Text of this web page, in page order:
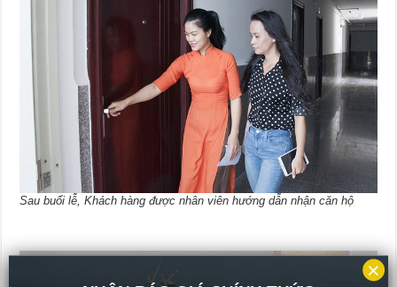
Sau buổi lễ, Khách hàng được nhân viên hướng dẫn nhận căn hộ
×